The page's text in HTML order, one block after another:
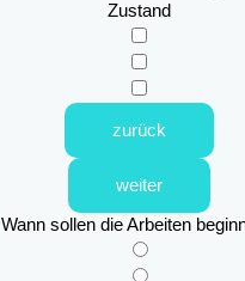
Zustand
zurück
weiter
Wann sollen die Arbeiten